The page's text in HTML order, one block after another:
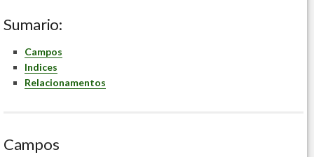
Sumario:
Campos
Indices
Relacionamentos
Campos